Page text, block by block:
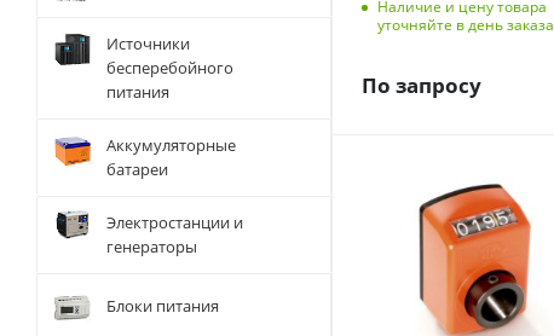
Наличие и цену товара
уточняйте в день заказа
По запросу
Источники
бесперебойного
питания
Аккумуляторные
батареи
Электростанции и
генераторы
Блоки питания